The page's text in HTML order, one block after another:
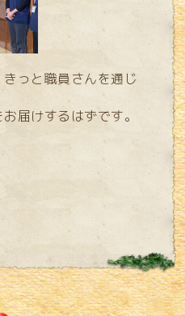
っと職員さんを通じ
届けするはずです。